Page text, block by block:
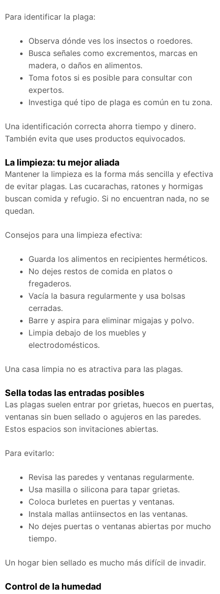
Para identificar la plaga:
Observa dónde ves los insectos o roedores.
Busca señales como excrementos, marcas en
madera, o daños en alimentos.
Toma fotos si es posible para consultar con
expertos.
Investiga qué tipo de plaga es común en tu zona.
Una identificación correcta ahorra tiempo y dinero.
También evita que uses productos equivocados.
La limpieza: tu mejor aliada
Mantener la limpieza es la forma más sencilla y efectiva
de evitar plagas. Las cucarachas, ratones y hormigas
buscan comida y refugio. Si no encuentran nada, no se
quedan.
Consejos para una limpieza efectiva:
Guarda los alimentos en recipientes herméticos.
No dejes restos de comida en platos o
fregaderos.
Vacía la basura regularmente y usa bolsas
cerradas.
Barre y aspira para eliminar migajas y polvo.
Limpia debajo de los muebles y
electrodomésticos.
Una casa limpia no es atractiva para las plagas.
Sella todas las entradas posibles
Las plagas suelen entrar por grietas, huecos en puertas,
ventanas sin buen sellado o agujeros en las paredes.
Estos espacios son invitaciones abiertas.
Para evitarlo:
Revisa las paredes y ventanas regularmente.
Usa masilla o silicona para tapar grietas.
Coloca burletes en puertas y ventanas.
Instala mallas antiinsectos en las ventanas.
No dejes puertas o ventanas abiertas por mucho
tiempo.
Un hogar bien sellado es mucho más difícil de invadir.
Control de la humedad